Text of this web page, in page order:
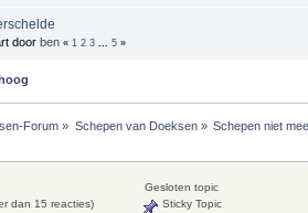
door ben « 1 2 3 5 »
Forum » Schepen van Doeksen» Schepen niet
dan 15 reacties)
Gesloten topic
Sticky Topic